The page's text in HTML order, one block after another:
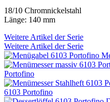
18/10 Chromnickelstahl
Länge: 140 mm
Weitere Artikel der Serie
Weitere Artikel der Serie
Portofino
6103 Portofino